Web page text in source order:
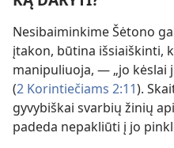
Nesibaiminkime Šėtono
įtakon, būtina išsiaiškinti,
manipuliuoja, — „jo kėslai
(2 Korintiečiams 2:11).
gyvybiškai svarbių žinių
padeda nepakliūti į jo